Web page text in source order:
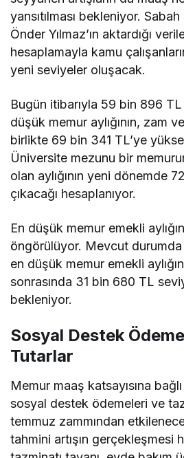
yansıtılması bekleniyor.
Önder Yılmaz’ın aktardığı
hesaplamayla kamu
yeni seviyeler oluşacak.
Bugün itibarıyla 59 bin 896
düşük memur aylığının, zam
birlikte 69 bin 341 TL’ye
Üniversite mezunu bir
olan aylığının yeni dönemde
çıkacağı hesaplanıyor.
En düşük memur emekli
öngörülüyor. Mevcut
en düşük memur emekli
sonrasında 31 bin 680 TL
bekleniyor.
Sosyal Destek
Tutarlar
Memur maaş katsayısına
sosyal destek ödemeleri ve
temmuz zammından
tahmini artışın gerçekleşmesi